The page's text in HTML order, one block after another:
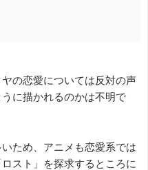
の恋愛については反対の声
に描かれるのかは不明で
ため、アニメも恋愛系では
スト」を探求するところに